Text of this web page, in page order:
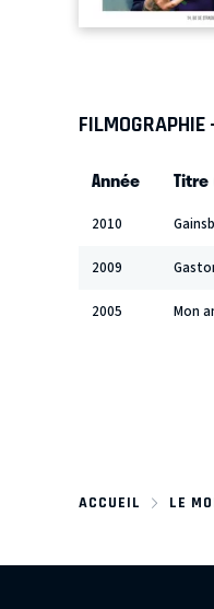
FILMOGRAPHIE
Année Titre
2010
2009
2005 Mon
ACCUEIL LE